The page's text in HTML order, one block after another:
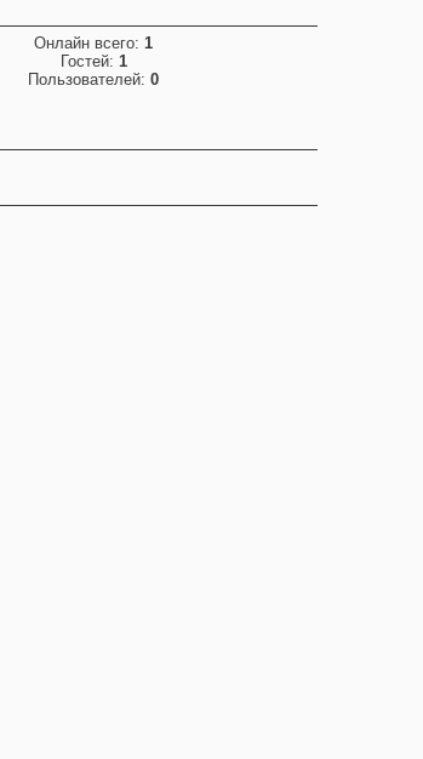
Онлайн всего: 1
Гостей: 1
Пользователей: 0